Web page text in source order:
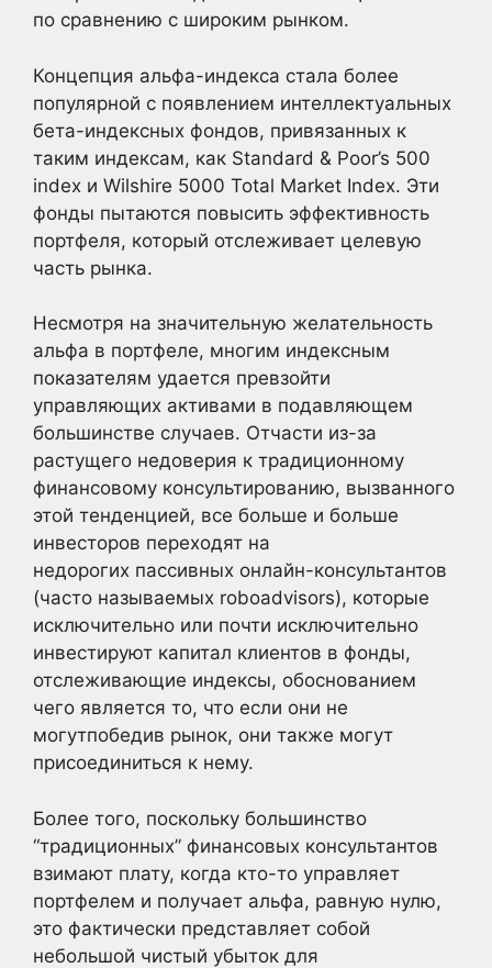
по сравнению с широким рынком.
Концепция альфа-индекса стала более
популярной с появлением интеллектуальных
бета-индексных фондов, привязанных к
таким индексам, как Standard & Poor’s 500
index и Wilshire 5000 Total Market Index. Эти
фонды пытаются повысить эффективность
портфеля, который отслеживает целевую
часть рынка.
Несмотря на значительную желательность
альфа в портфеле, многим индексным
показателям удается превзойти
управляющих активами в подавляющем
большинстве случаев. Отчасти из-за
растущего недоверия к традиционному
финансовому консультированию, вызванного
этой тенденцией, все больше и больше
инвесторов переходят на
недорогих пассивных онлайн-консультантов
(часто называемых roboadvisors), которые
исключительно или почти исключительно
инвестируют капитал клиентов в фонды,
отслеживающие индексы, обоснованием
чего является то, что если они не
могутпобедив рынок, они также могут
присоединиться к нему.
Более того, поскольку большинство
“традиционных” финансовых консультантов
взимают плату, когда кто-то управляет
портфелем и получает альфа, равную нулю,
это фактически представляет собой
небольшой чистый убыток для